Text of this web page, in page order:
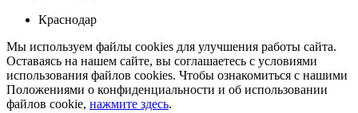
Краснодар
Мы используем файлы cookies для улучшения работы сайта.
Оставаясь на нашем сайте, вы соглашаетесь с условиями
использования файлов cookies. Чтобы ознакомиться с нашими
Положениями о конфиденциальности и об использовании
файлов cookie, нажмите здесь.